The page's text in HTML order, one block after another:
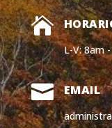

L-V: 8am
 EMAIL